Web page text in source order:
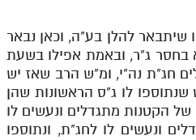
שיתבאר להלן בע"ה, וכאן נבאר
ג"ר, ובאמת אפילו בשעת
חג"ת נה"י, ומ"ש הרב שאז יש
שנתוספו לו ג"ס הראשונות שהן
הקטנות מתגדלים ונעשים לו
ונעשים לו לחג"ת, ונתוספו